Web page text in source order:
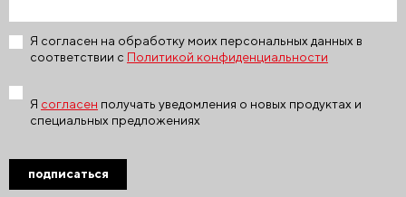
Я согласен на обработку моих персональных данных в
соответствии с Политикой конфиденциальности
Я согласен получать уведомления о новых продуктах и
специальных предложениях
подписаться